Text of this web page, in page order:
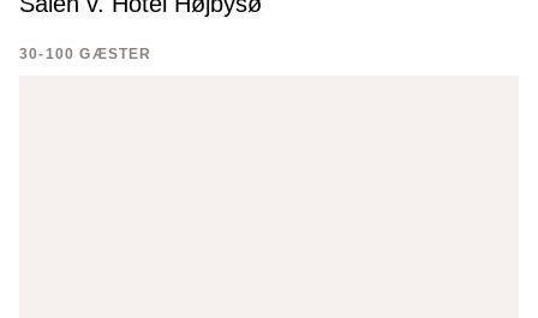
30-100 GÆSTER